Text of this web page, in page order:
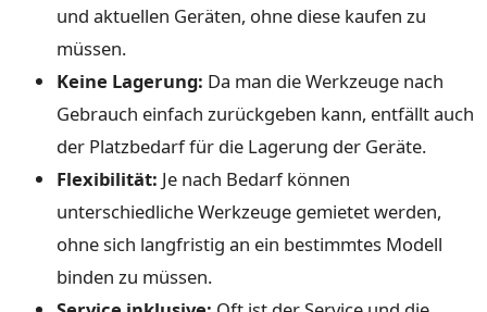
und aktuellen Geräten, ohne diese kaufen zu
müssen.
Keine Lagerung: Da man die Werkzeuge nach
Gebrauch einfach zurückgeben kann, entfällt auch
der Platzbedarf für die Lagerung der Geräte.
Flexibilität: Je nach Bedarf können
unterschiedliche Werkzeuge gemietet werden,
ohne sich langfristig an ein bestimmtes Modell
binden zu müssen.